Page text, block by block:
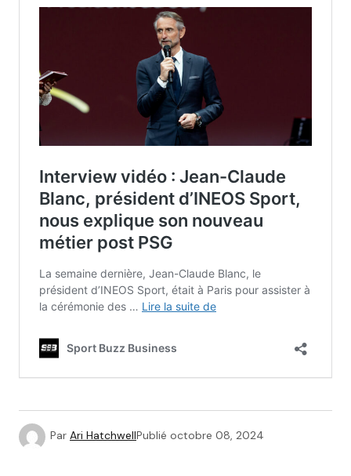
Par Ari HatchwellPublié octobre 08, 2024